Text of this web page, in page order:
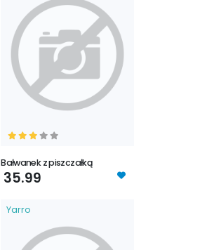
Bałwanek z piszczałką
35.99
Yarro